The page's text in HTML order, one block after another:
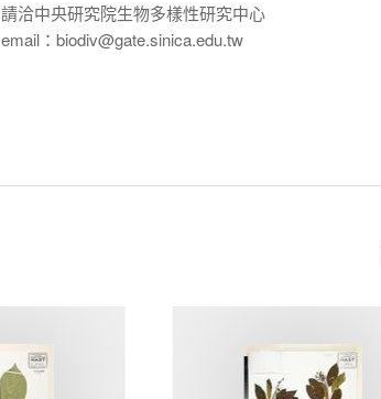
請洽中央研究院生物多樣性研究中心
email：biodiv@gate.sinica.edu.tw